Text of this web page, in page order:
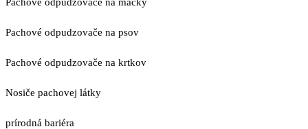
Pachové odpudzovače na psov
Pachové odpudzovače na krtkov
Nosiče pachovej látky
prírodná bariéra